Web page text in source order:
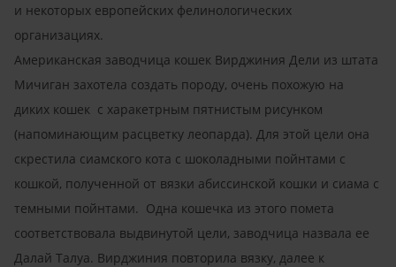
и некоторых европейских фелинологических
организациях.
Американская заводчица кошек Вирджиния Дели из штата
Мичиган захотела создать породу, очень похожую на
диких кошек с харакетрным пятнистым рисунком
(напоминающим расцветку леопарда). Для этой цели она
скрестила сиамского кота с шоколадными пойнтами с
кошкой, полученной от вязки абиссинской кошки и сиама с
темными пойнтами. Одна кошечка из этого помета
соответствовала выдвинутой цели, заводчица назвала ее
Далай Талуа. Вирджиния повторила вязку, далее к